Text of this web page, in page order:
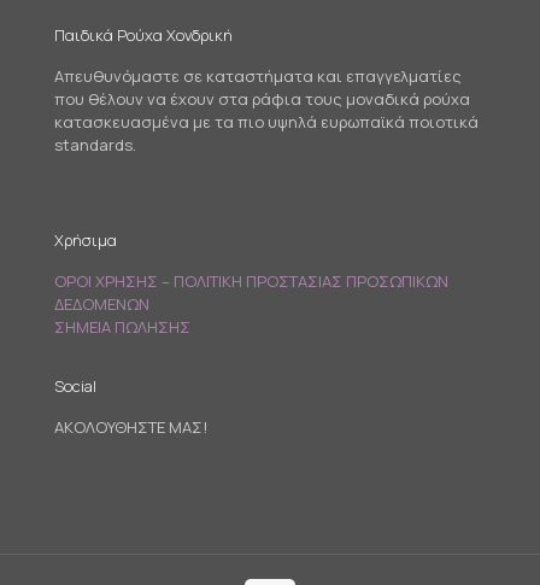
Παιδικά Ρούχα Χονδρική
Απευθυνόμαστε σε καταστήματα και επαγγελματίες
που θέλουν να έχουν στα ράφια τους μοναδικά ρούχα
κατασκευασμένα με τα πιο υψηλά ευρωπαϊκά ποιοτικά
standards.
Χρήσιμα
ΟΡΟΙ ΧΡΗΣΗΣ – ΠΟΛΙΤΙΚΗ ΠΡΟΣΤΑΣΙΑΣ ΠΡΟΣΩΠΙΚΩΝ
ΔΕΔΟΜΕΝΩΝ
ΣΗΜΕΙΑ ΠΩΛΗΣΗΣ
Social
ΑΚΟΛΟΥΘΗΣΤΕ ΜΑΣ!